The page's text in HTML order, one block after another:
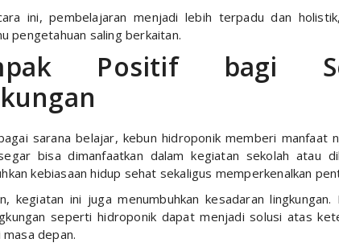
ini, pembelajaran menjadi lebih terpadu dan
pengetahuan saling berkaitan.
Positif bagi
sarana belajar, kebun hidroponik memberi manfaat
bisa dimanfaatkan dalam kegiatan sekolah atau
kebiasaan hidup sehat sekaligus memperkenalkan
kegiatan ini juga menumbuhkan kesadaran
seperti hidroponik dapat menjadi solusi atas
depan.